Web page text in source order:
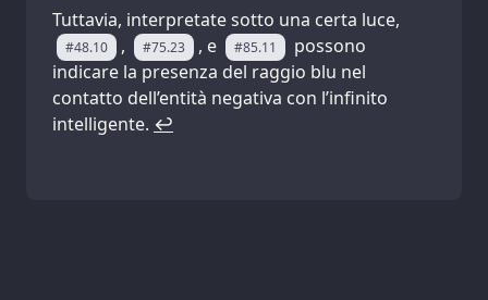
Tuttavia, interpretate sotto una certa luce,
#48.10 , #75.23 , e #85.11
possono
indicare la presenza del raggio blu nel
contatto dell’entità negativa con l’infinito
intelligente. ↩